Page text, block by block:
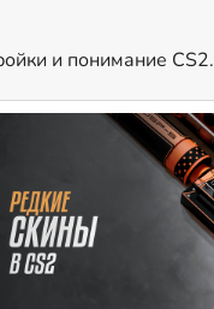
и понимание CS2.